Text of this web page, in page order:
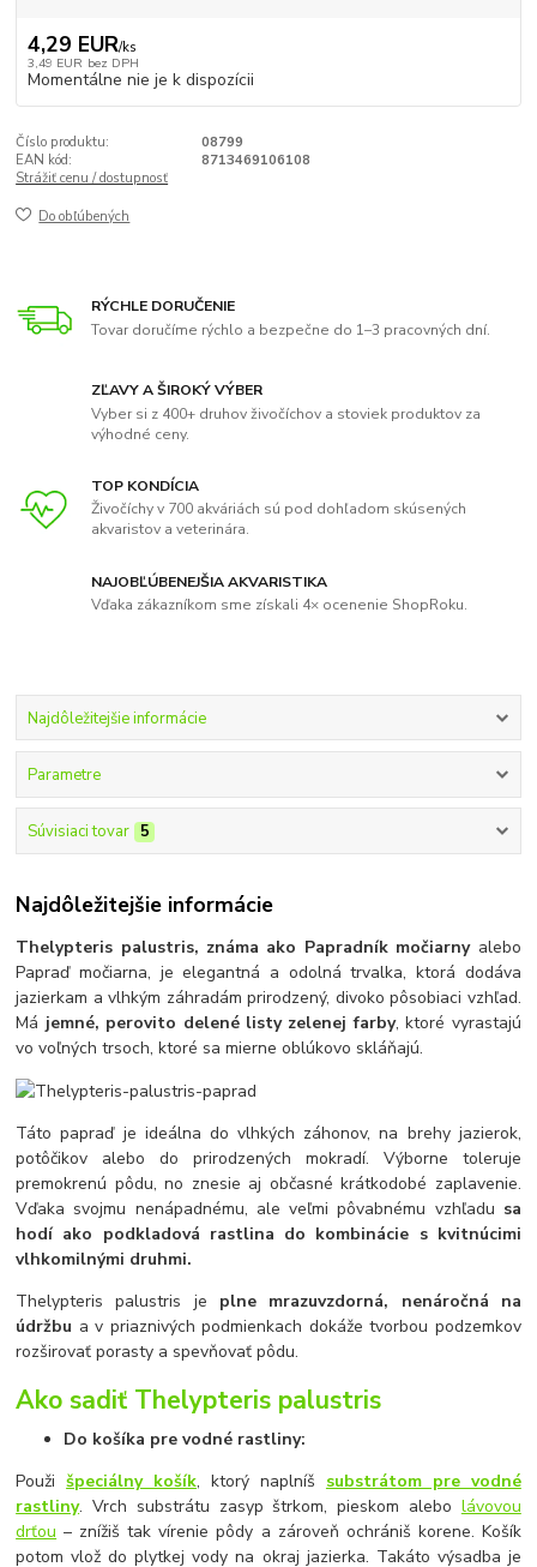
4,29 EUR/ks
3,49 EUR bez DPH
Momentálne nie je k dispozícii
Číslo produktu:
08799
EAN kód:
8713469106108
Strážiť cenu / dostupnosť
Do obľúbených
RÝCHLE DORUČENIE
Tovar doručíme rýchlo a bezpečne do 1–3 pracovných dní.
ZĽAVY A ŠIROKÝ VÝBER
Vyber si z 400+ druhov živočíchov a stoviek produktov za
výhodné ceny.
TOP KONDÍCIA
Živočíchy v 700 akváriách sú pod dohľadom skúsených
akvaristov a veterinára.
NAJOBĽÚBENEJŠIA AKVARISTIKA
Vďaka zákazníkom sme získali 4× ocenenie ShopRoku.
Najdôležitejšie informácie
Parametre
Súvisiaci tovar 5
Najdôležitejšie informácie
Thelypteris palustris, známa ako Papradník močiarnyalebo
Papraď močiarna, je elegantná a odolná trvalka, ktorá dodáva
jazierkam a vlhkým záhradám prirodzený, divoko pôsobiaci vzhľad.
Má jemné, perovito delené listy zelenej farby, ktoré vyrastajú
vo voľných trsoch, ktoré sa mierne oblúkovo skláňajú.
Táto papraď je ideálna do vlhkých záhonov, na brehy jazierok,
potôčikov alebo do prirodzených mokradí. Výborne toleruje
premokrenú pôdu, no znesie aj občasné krátkodobé zaplavenie.
Vďaka svojmu nenápadnému, ale veľmi pôvabnému vzhľadu sa
hodí ako podkladová rastlina do kombinácie s kvitnúcimi
vlhkomilnými druhmi.
Thelypteris palustris je plne mrazuvzdorná, nenáročná na
údržbu a v priaznivých podmienkach dokáže tvorbou podzemkov
rozširovať porasty a spevňovať pôdu.
Ako sadiť Thelypteris palustris
Do košíka pre vodné rastliny:
Použišpeciálny košík, ktorý naplníš substrátom pre vodné
rastliny. Vrch substrátu zasyp štrkom, pieskom alebo lávovou
drťou – znížiš tak vírenie pôdy a zároveň ochrániš korene. Košík
potom vlož do plytkej vody na okraj jazierka. Takáto výsadba je